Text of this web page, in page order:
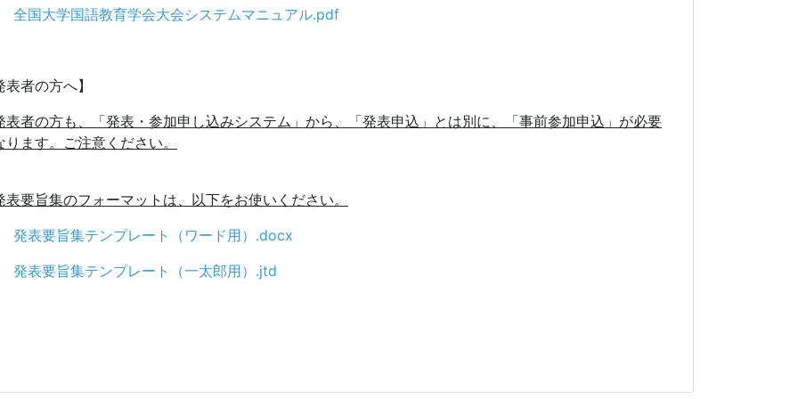
全国大学国語教育学会大会システムマニュアル.pdf
表者の方へ】
表者の方も、「発表・参加申し込みシステム」から、「発表申込」とは別に、「事前参加申込」が必要
ります。ご注意ください。
表要旨集のフォーマットは、以下をお使いください。
発表要旨集テンプレート（ワード用）.docx
発表要旨集テンプレート（一太郎用）.jtd